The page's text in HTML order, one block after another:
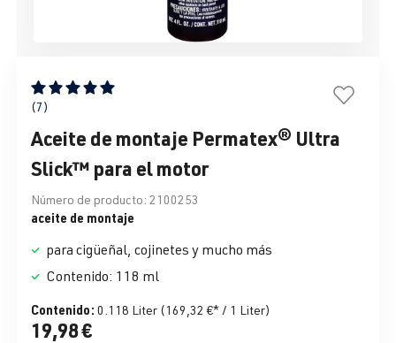
Calificación promedio de 5 de 5 estrellas
(7)
Aceite de montaje Permatex® Ultra
Slick™ para el motor
Número de producto: 2100253
aceite de montaje
para cigüeñal, cojinetes y mucho más
Contenido: 118 ml
Contenido: 0.118 Liter (169,32 €* / 1 Liter)
19,98 €